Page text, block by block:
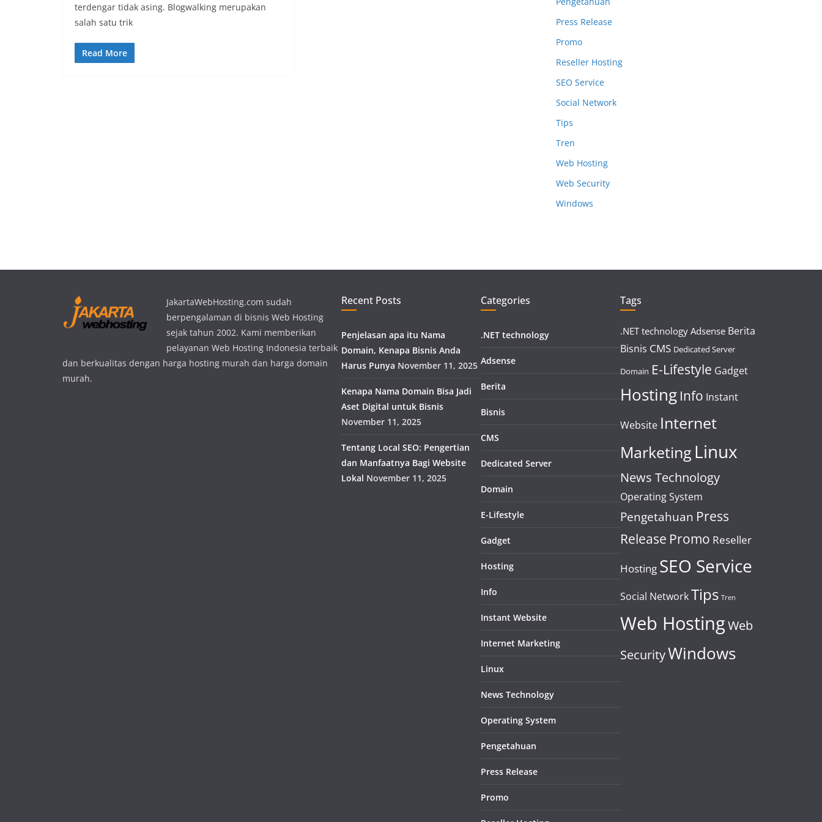
terdengar tidak asing. Blogwalking merupakan
salah satu trik
Read More
Press Release
Promo
Reseller Hosting
SEO Service
Social Network
Tips
Tren
Web Hosting
Web Security
Windows
JakartaWebHosting.com sudah
berpengalaman di bisnis Web Hosting
sejak tahun 2002. Kami memberikan
pelayanan Web Hosting Indonesia terbaik
dan berkualitas dengan harga hosting murah dan harga domain
murah.
Recent Posts
Penjelasan apa itu Nama
Domain, Kenapa Bisnis Anda
Harus Punya November 11, 2025
Kenapa Nama Domain Bisa Jadi
Aset Digital untuk Bisnis
November 11, 2025
Tentang Local SEO: Pengertian
dan Manfaatnya Bagi Website
Lokal November 11, 2025
Categories
.NET technology
Adsense
Berita
Bisnis
CMS
Dedicated Server
Domain
E-Lifestyle
Gadget
Hosting
Info
Instant Website
Internet Marketing
Linux
News Technology
Operating System
Pengetahuan
Press Release
Promo
Tags
.NET technology Adsense Berita
Bisnis CMS Dedicated Server
Domain E-Lifestyle Gadget
Hosting Info Instant
Website Internet
Marketing Linux
News Technology
Operating System
Pengetahuan Press
Release Promo Reseller
Hosting SEO Service
Social NetworkTips Tren
Web HostingWeb
SecurityWindows